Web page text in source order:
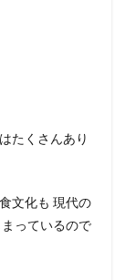
たくさんあり
文化も 現代の
っているので